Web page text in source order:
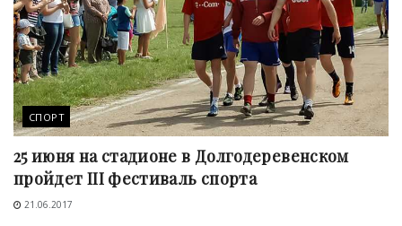
СПОРТ
25 июня на стадионе в Долгодеревенском
пройдет III фестиваль спорта
21.06.2017